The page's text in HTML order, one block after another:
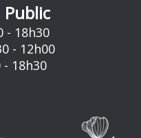
- 18h30
- 12h00
- 18h30